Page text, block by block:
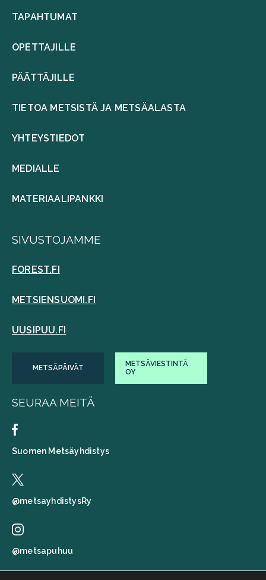
TAPAHTUMAT
OPETTAJILLE
PÄÄTTÄJILLE
TIETOA METSISTÄ JA METSÄALASTA
YHTEYSTIEDOT
MEDIALLE
MATERIAALIPANKKI
SIVUSTOJAMME
FOREST.FI
METSIENSUOMI.FI
UUSIPUU.FI
METSÄPÄIVÄT
METSÄVIESTINTÄ
OY
SEURAA MEITÄ
Suomen Metsäyhdistys
@metsayhdistysRy
@metsapuhuu